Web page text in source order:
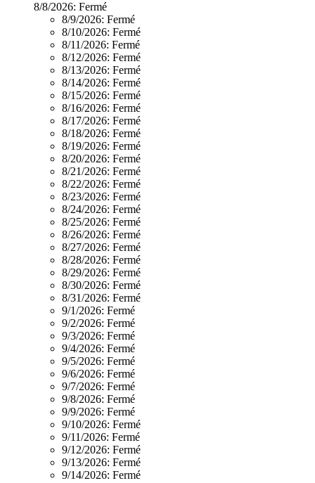
8/8/2026: Fermé
8/9/2026: Fermé
8/10/2026: Fermé
8/11/2026: Fermé
8/12/2026: Fermé
8/13/2026: Fermé
8/14/2026: Fermé
8/15/2026: Fermé
8/16/2026: Fermé
8/17/2026: Fermé
8/18/2026: Fermé
8/19/2026: Fermé
8/20/2026: Fermé
8/21/2026: Fermé
8/22/2026: Fermé
8/23/2026: Fermé
8/24/2026: Fermé
8/25/2026: Fermé
8/26/2026: Fermé
8/27/2026: Fermé
8/28/2026: Fermé
8/29/2026: Fermé
8/30/2026: Fermé
8/31/2026: Fermé
9/1/2026: Fermé
9/2/2026: Fermé
9/3/2026: Fermé
9/4/2026: Fermé
9/5/2026: Fermé
9/6/2026: Fermé
9/7/2026: Fermé
9/8/2026: Fermé
9/9/2026: Fermé
9/10/2026: Fermé
9/11/2026: Fermé
9/12/2026: Fermé
9/13/2026: Fermé
9/14/2026: Fermé